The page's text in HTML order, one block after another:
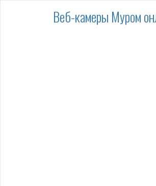
Веб-камеры Муром